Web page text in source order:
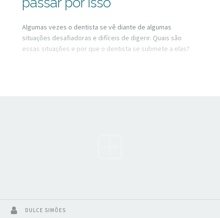
Algumas vezes o dentista se vê diante de algumas
situações desafiadoras e difíceis de digerir. Quais são
essas situações e por que o dentista se submete a elas?
DULCE SIMÕES